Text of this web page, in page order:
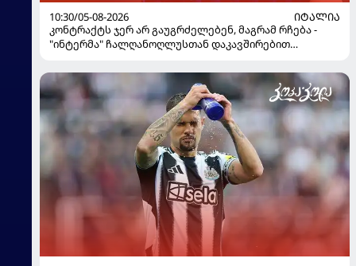
10:30/05-08-2026
ᲘᲢᲐᲚᲘᲐ
კონტრაქტს ჯერ არ გაუგრძელებენ, მაგრამ რჩება -
"ინტერმა" ჩალღანოღლუსთან დაკავშირებით